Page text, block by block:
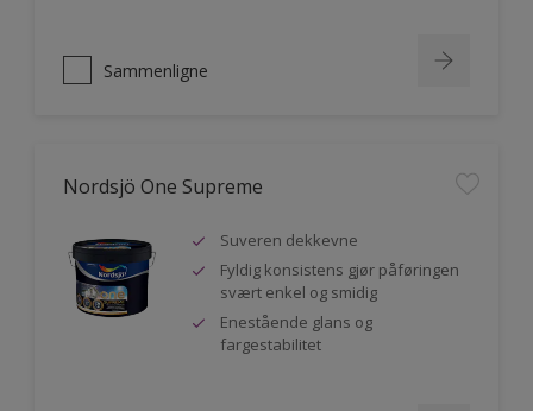
Sammenligne
Nordsjö One Supreme
Suveren dekkevne
Fyldig konsistens gjør påføringen
svært enkel og smidig
Enestående glans og
fargestabilitet